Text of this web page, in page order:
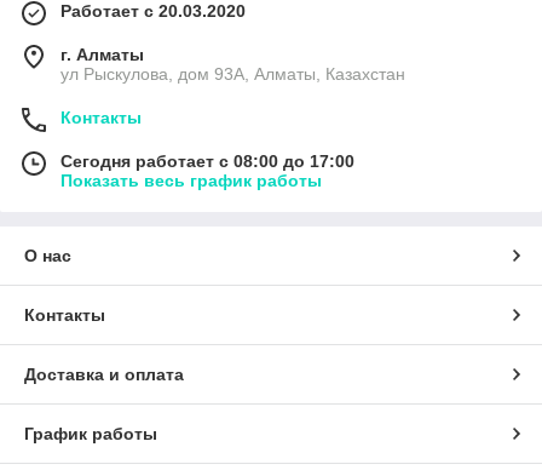
Работает с 20.03.2020
г. Алматы
ул Рыскулова, дом 93А, Алматы, Казахстан
Контакты
Сегодня работает с 08:00 до 17:00
Показать весь график работы
О нас
Контакты
Доставка и оплата
График работы